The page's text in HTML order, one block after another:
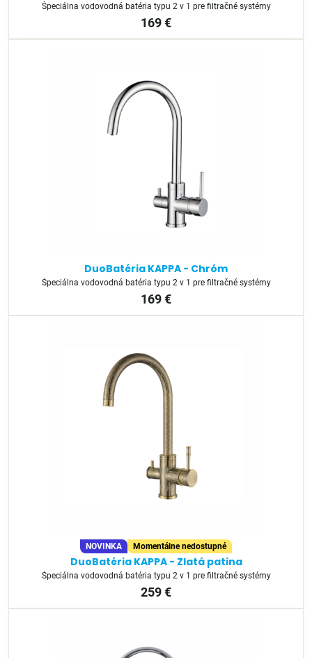
Špeciálna vodovodná batéria typu 2 v 1 pre filtračné systémy
169 €
DuoBatéria KAPPA - Chróm
Špeciálna vodovodná batéria typu 2 v 1 pre filtračné systémy
169 €
NOVINKA Momentálne nedostupné
DuoBatéria KAPPA - Zlatá patina
Špeciálna vodovodná batéria typu 2 v 1 pre filtračné systémy
259 €